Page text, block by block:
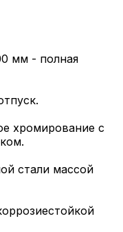
мм - полная
хромирование с
стали массой